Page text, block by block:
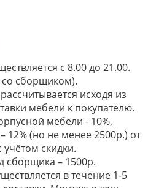
с 8.00 до 21.00.
со сборщиком).
исходя из
мебели к покупателю.
мебели - 10%,
12% (но не менее 2500р.) от
учётом скидки.
– 1500р.
в течение 1-5